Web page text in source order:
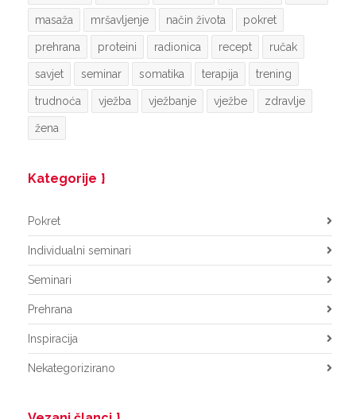
masaža mršavljenje način života pokret
prehrana proteini radionica recept ručak
savjet seminar somatika terapija trening
trudnoća vježba vježbanje vježbe zdravlje
žena
Kategorije
Pokret
Individualni seminari
Seminari
Prehrana
Inspiracija
Nekategorizirano